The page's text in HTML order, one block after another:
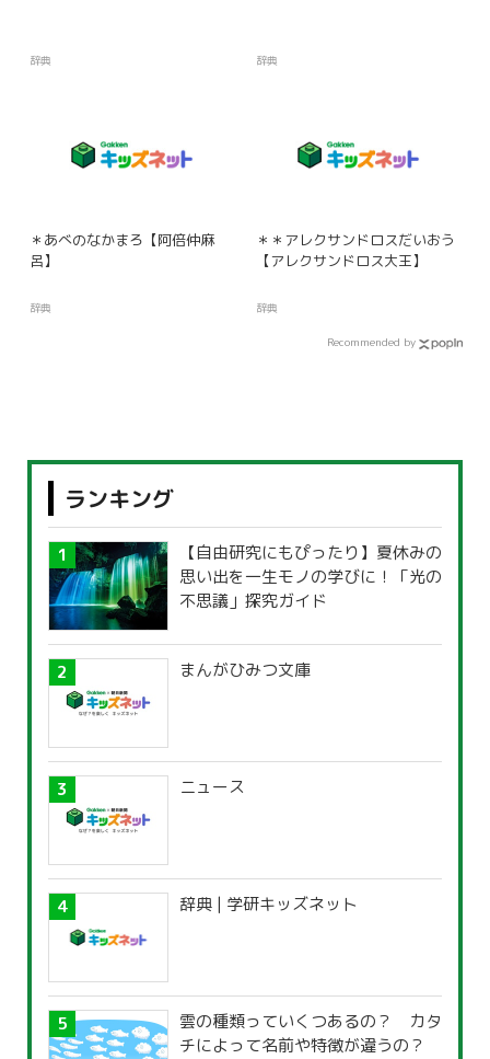
辞典 辞典
＊あべのなかまろ【阿倍仲麻
呂】
辞典
＊＊アレクサンドロスだいおう
【アレクサンドロス大王】
辞典
Recommended by
ランキング
【自由研究にもぴったり】夏休みの
思い出を一生モノの学びに！「光の
不思議」探究ガイド
まんがひみつ文庫
ニュース
辞典 | 学研キッズネット
雲の種類っていくつあるの？ カタ
チによって名前や特徴が違うの？